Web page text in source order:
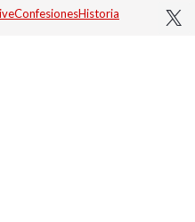
ConfesionesHistoria